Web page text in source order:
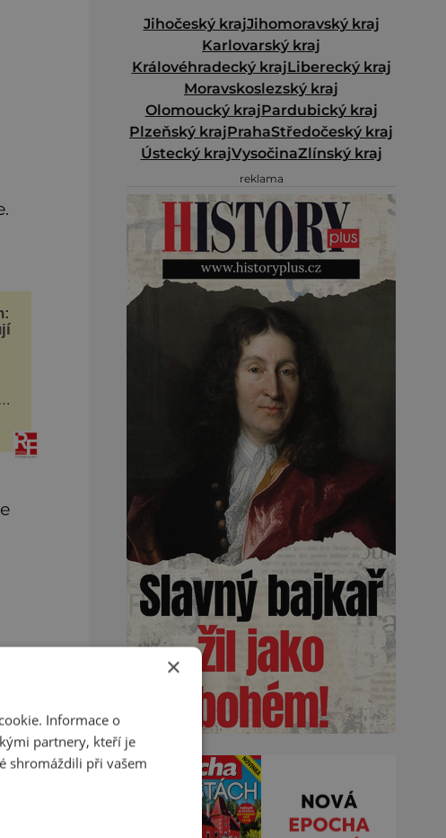
Jihočeský krajJihomoravský kraj
Karlovarský kraj
Královéhradecký krajLiberecký kraj
Moravskoslezský kraj
Olomoucký krajPardubický kraj
Plzeňský krajPrahaStředočeský kraj
Ústecký krajVysočinaZlínský kraj
reklama
×
Informace o
partnery, kteří je
shromáždili při vašem